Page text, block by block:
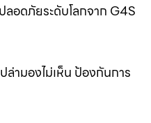
อดภัยระดับโลกจาก G4S
ามองไม่เห็น ป้องกันการ